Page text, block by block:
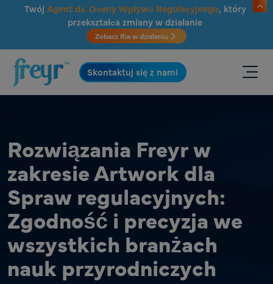
Przejdź do głównej treści
Twój Agent ds. Oceny Wpływu Regulacyjnego, który
przekształca zmiany w działanie
Zobacz Ria w działaniu
.
Skontaktuj się z nami
Rozwiązania Freyr w
zakresie Artwork dla
Spraw regulacyjnych:
Zgodność i precyzja we
wszystkich branżach
nauk przyrodniczych